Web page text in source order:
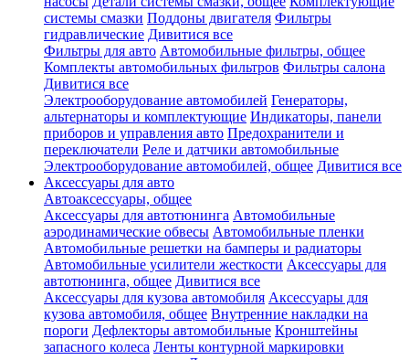
системы смазки Поддоны двигателя Фильтры
гидравлические Дивитися все
Фильтры для авто Автомобильные фильтры, общее
Комплекты автомобильных фильтров Фильтры салона
Дивитися все
Электрооборудование автомобилей Генераторы,
альтернаторы и комплектующие Индикаторы, панели
приборов и управления авто Предохранители и
переключатели Реле и датчики автомобильные
Электрооборудование автомобилей, общее Дивитися все
Аксессуары для авто
Автоаксессуары, общее
Аксессуары для автотюнинга Автомобильные
аэродинамические обвесы Автомобильные пленки
Автомобильные решетки на бамперы и радиаторы
Автомобильные усилители жесткости Аксессуары для
автотюнинга, общее Дивитися все
Аксессуары для кузова автомобиля Аксессуары для
кузова автомобиля, общее Внутренние накладки на
пороги Дефлекторы автомобильные Кронштейны
запасного колеса Ленты контурной маркировки